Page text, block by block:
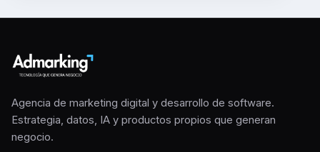
Agencia de marketing digital y desarrollo de software.
Estrategia, datos, IA y productos propios que generan
negocio.